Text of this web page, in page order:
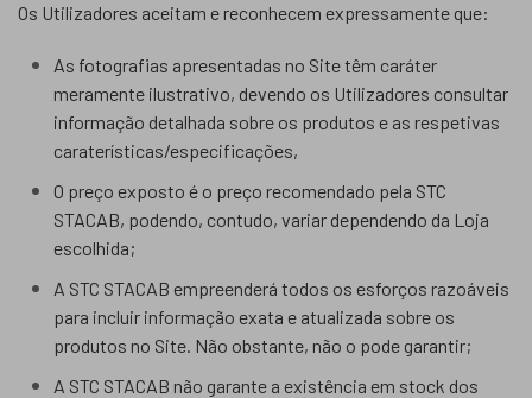
Os Utilizadores aceitam e reconhecem expressamente que:
As fotografias apresentadas no Site têm caráter
meramente ilustrativo, devendo os Utilizadores consultar
informação detalhada sobre os produtos e as respetivas
caraterísticas/especificações,
O preço exposto é o preço recomendado pela STC
STACAB, podendo, contudo, variar dependendo da Loja
escolhida;
A STC STACAB empreenderá todos os esforços razoáveis
para incluir informação exata e atualizada sobre os
produtos no Site. Não obstante, não o pode garantir;
A STC STACAB não garante a existência em stock dos